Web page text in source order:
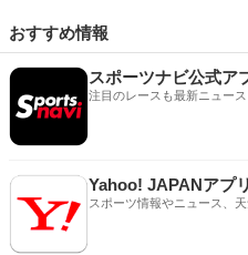
おすすめ情報
スポーツナビ公式ア
注目のレースも最新ニュー
Yahoo! JAPANアプリ
スポーツ情報やニュース、